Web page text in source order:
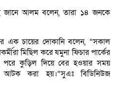
জানে আলম বলেন, তারা ১৪ জনকে
এক চায়ের দোকানি বলেন, “সকাল
মিছিল করে যমুনা ফিচার পার্কের
কুড়িল দিয়ে বের হওয়ার সময়
করা হয়।”সুএঃ বিডিনিউজ